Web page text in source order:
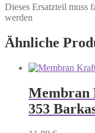
Dieses Ersatzteil muss
werden
Ähnliche
Membran
353